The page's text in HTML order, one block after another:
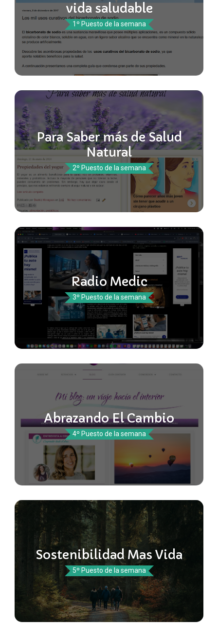
vida saludable
1º Puesto de la semana
Para Saber más de Salud
Natural
2º Puesto de la semana
Radio Medic
3º Puesto de la semana
Abrazando El Cambio
4º Puesto de la semana
Sostenibilidad Mas Vida
5º Puesto de la semana